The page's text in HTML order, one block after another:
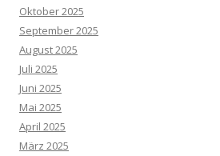
Oktober 2025
September 2025
August 2025
Juli 2025
Juni 2025
Mai 2025
April 2025
März 2025